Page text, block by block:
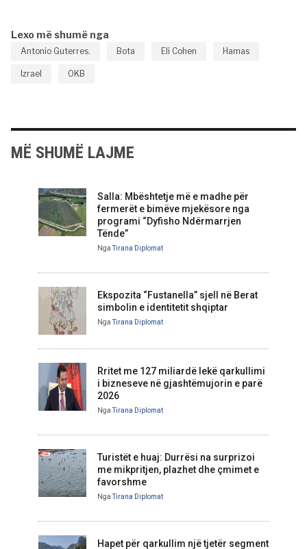
Lexo më shumë nga
Antonio Guterres. Bota Eli Cohen Hamas
Izrael OKB
MË SHUMË LAJME
Salla: Mbështetje më e madhe për
fermerët e bimëve mjekësore nga
programi “Dyfisho Ndërmarrjen
Tënde”
NgaTirana Diplomat
Ekspozita “Fustanella” sjell në Berat
simbolin e identitetit shqiptar
NgaTirana Diplomat
Rritet me 127 miliardë lekë qarkullimi
i bizneseve në gjashtëmujorin e parë
2026
NgaTirana Diplomat
Turistët e huaj: Durrësi na surprizoi
me mikpritjen, plazhet dhe çmimet e
favorshme
NgaTirana Diplomat
Hapet për qarkullim një tjetër segment